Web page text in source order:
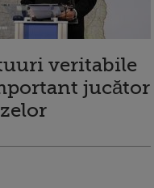
veritabile
jucător